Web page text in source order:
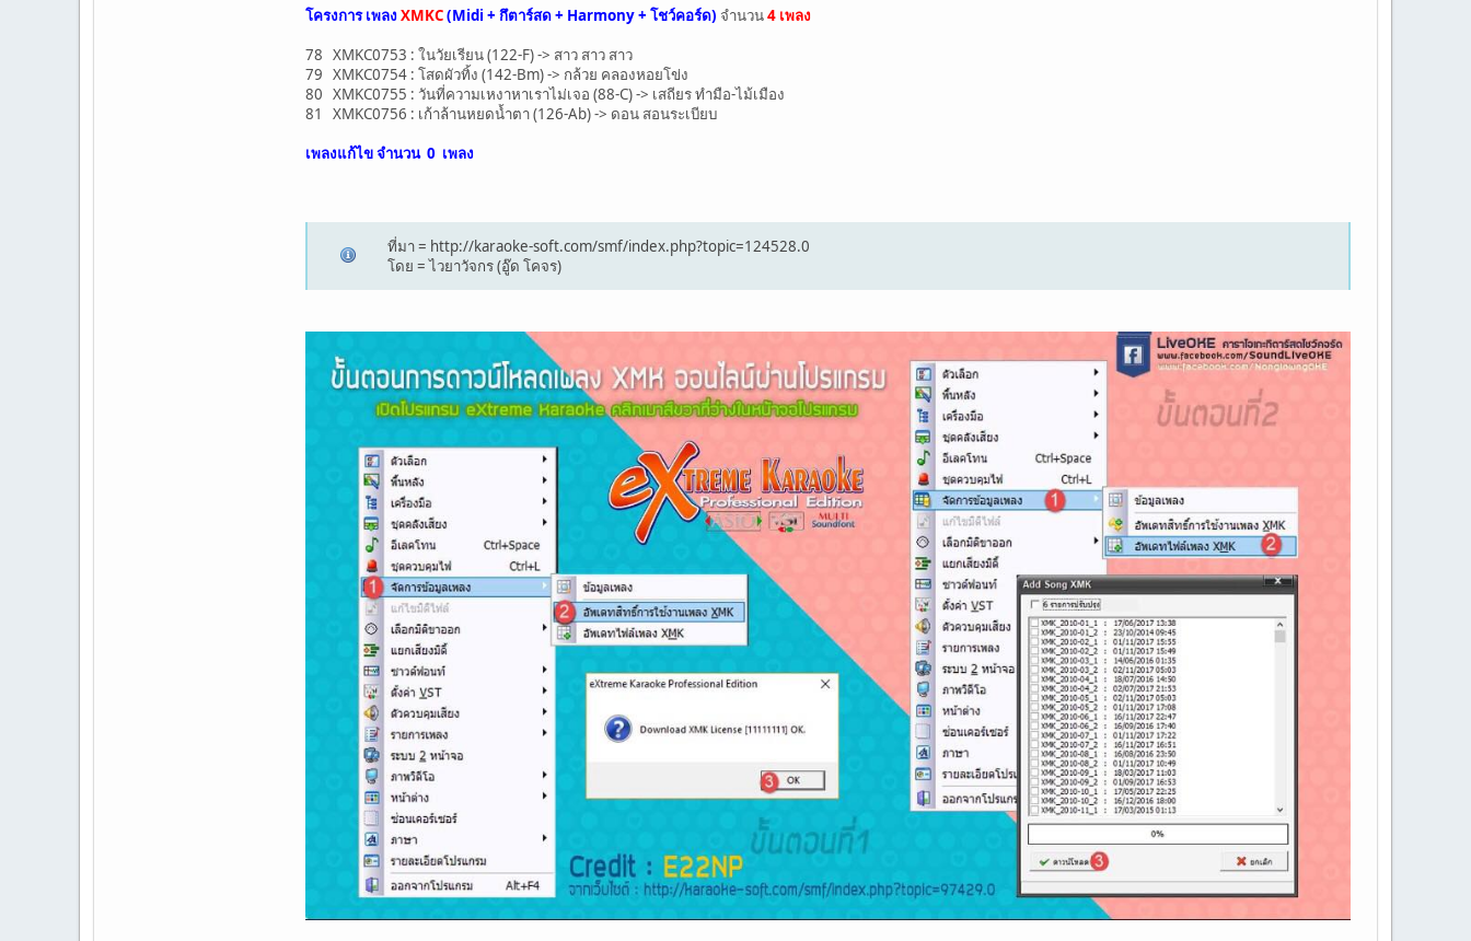
โครงการ เพลง XMKC(Midi + กึตาร์สด + Harmony + โชว์คอร์ด) จำนวน4 เพลง
78 XMKC0753 : ในวัยเรียน (122-F) -> สาว สาว สาว
79 XMKC0754 : โสดผัวทิ้ง (142-Bm) -> กล้วย คลองหอยโข่ง
80 XMKC0755 : วันที่ความเหงาหาเราไม่เจอ (88-C) -> เสถียร ทำมือ-ไม้เมือง
81 XMKC0756 : เก้าล้านหยดน้ำตา (126-Ab) -> ดอน สอนระเบียบ
เพลงแก้ไข จำนวน 0 เพลง
ที่มา = http://karaoke-soft.com/smf/index.php?topic=124528.0
โดย = ไวยาวัจกร (อู๊ด โคจร)